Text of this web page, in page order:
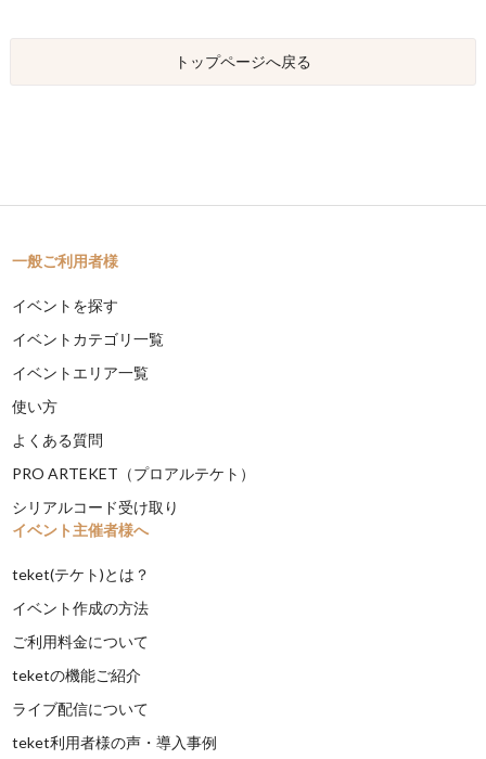
トップページへ戻る
一般ご利用者様
イベントを探す
イベントカテゴリ一覧
イベントエリア一覧
使い方
よくある質問
PRO ARTEKET（プロアルテケト）
シリアルコード受け取り
イベント主催者様へ
teket(テケト)とは？
イベント作成の方法
ご利用料金について
teketの機能ご紹介
ライブ配信について
teket利用者様の声・導入事例